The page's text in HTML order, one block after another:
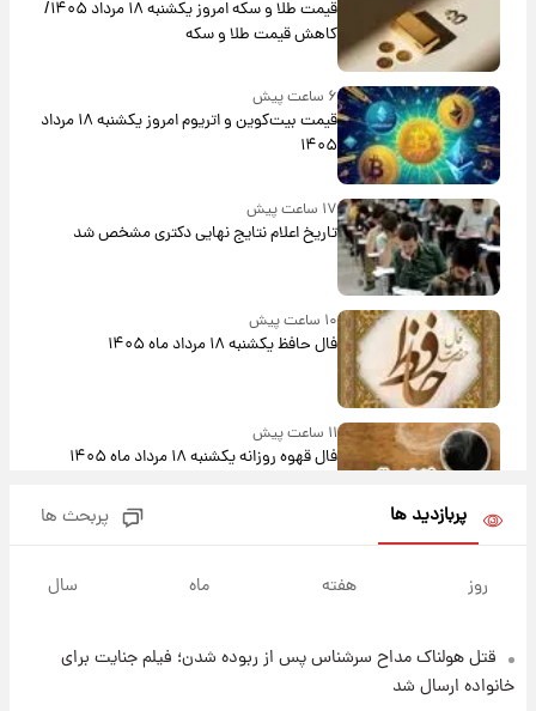
قیمت طلا و سکه امروز یکشنبه ۱۸ مرداد ۱۴۰۵/
کاهش قیمت طلا و سکه
۶ ساعت پیش
قیمت بیت‌کوین و اتریوم امروز یکشنبه ۱۸ مرداد
۱۴۰۵
۱۷ ساعت پیش
تاریخ اعلام نتایج نهایی دکتری مشخص شد
۱۰ ساعت پیش
فال حافظ یکشنبه ۱۸ مرداد ماه ۱۴۰۵
۱۱ ساعت پیش
فال قهوه روزانه یکشنبه ۱۸ مرداد ماه ۱۴۰۵
۱۹ ساعت پیش
پربازدید ها پربحث ها
روز هفته ماه سال
قتل هولناک مداح سرشناس پس از ربوده شدن؛ فیلم جنایت برای
خانواده ارسال شد